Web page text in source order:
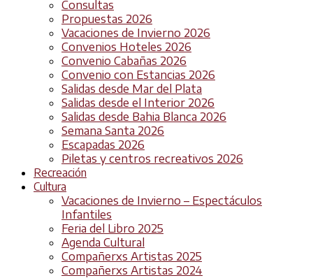
Consultas
Propuestas 2026
Vacaciones de Invierno 2026
Convenios Hoteles 2026
Convenio Cabañas 2026
Convenio con Estancias 2026
Salidas desde Mar del Plata
Salidas desde el Interior 2026
Salidas desde Bahia Blanca 2026
Semana Santa 2026
Escapadas 2026
Piletas y centros recreativos 2026
Recreación
Cultura
Vacaciones de Invierno – Espectáculos
Infantiles
Feria del Libro 2025
Agenda Cultural
Compañerxs Artistas 2025
Compañerxs Artistas 2024